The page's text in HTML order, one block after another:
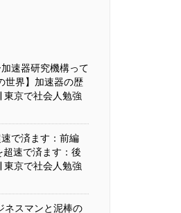
速器研究機構って
世界】加速器の歴
東京で社会人勉強
で済ます：前編
速で済ます：後
東京で社会人勉強
ネスマンと泥棒の